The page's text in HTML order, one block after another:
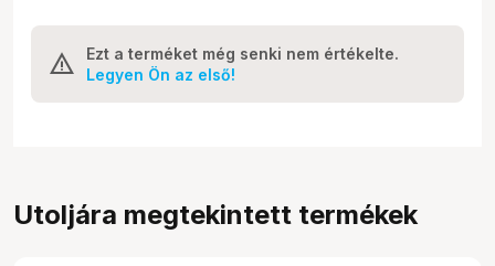
Ezt a terméket még senki nem értékelte.
Legyen Ön az első!
Utoljára megtekintett termékek